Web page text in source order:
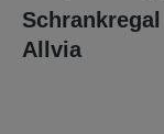
Allvia